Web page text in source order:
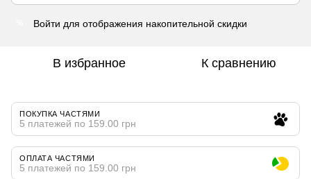
Войти для отображения накопительной скидки
В избранное К сравнению
ПОКУПКА ЧАСТЯМИ
5 платежей по 159.00 грн
ОПЛАТА ЧАСТЯМИ
5 платежей по 159.00 грн